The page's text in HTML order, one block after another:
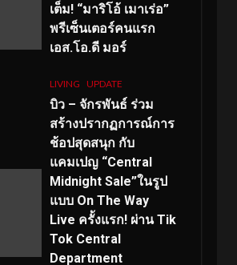
เต็ม! “มาริโอ้ เมาเร่อ”
พรีเซ็นเตอร์คนแรก
เอส.โอ.ดี มอร์
LIVING UPDATE
บิว – จักรพันธ์ ร่วม
สร้างปรากฏการณ์การ
ช้อปสุดสนุก กับ
แคมเปญ “Central
Midnight Sale”ในรูป
แบบ On The Way
Live ครั้งแรก! ผ่าน Tik
Tok Central
Department